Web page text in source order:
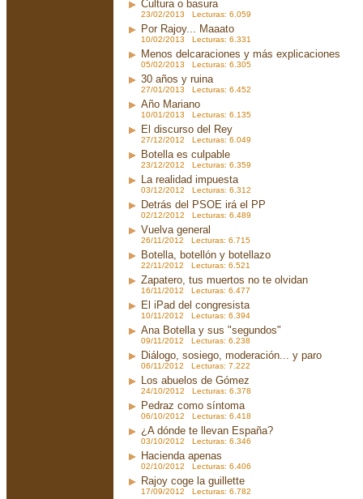
Cultura o basura
23/02/2013 Lecturas: 6.059
Por Rajoy... Maaato
10/02/2013 Lecturas: 6.331
Menos delcaraciones y más explicaciones
05/02/2013 Lecturas: 6.305
30 años y ruina
27/01/2013 Lecturas: 6.452
Año Mariano
10/01/2013 Lecturas: 6.135
El discurso del Rey
27/12/2012 Lecturas: 6.049
Botella es culpable
23/12/2012 Lecturas: 6.359
La realidad impuesta
03/12/2012 Lecturas: 6.312
Detrás del PSOE irá el PP
02/12/2012 Lecturas: 6.489
Vuelva general
26/11/2012 Lecturas: 6.715
Botella, botellón y botellazo
22/11/2012 Lecturas: 6.521
Zapatero, tus muertos no te olvidan
16/11/2012 Lecturas: 6.477
El iPad del congresista
10/11/2012 Lecturas: 6.394
Ana Botella y sus "segundos"
09/11/2012 Lecturas: 6.238
Diálogo, sosiego, moderación... y paro
06/11/2012 Lecturas: 7.222
Los abuelos de Gómez
24/10/2012 Lecturas: 6.378
Pedraz como síntoma
06/10/2012 Lecturas: 6.418
¿A dónde te llevan España?
03/10/2012 Lecturas: 6.346
Hacienda apenas
02/10/2012 Lecturas: 6.406
Rajoy coge la guillette
17/09/2012 Lecturas: 6.782